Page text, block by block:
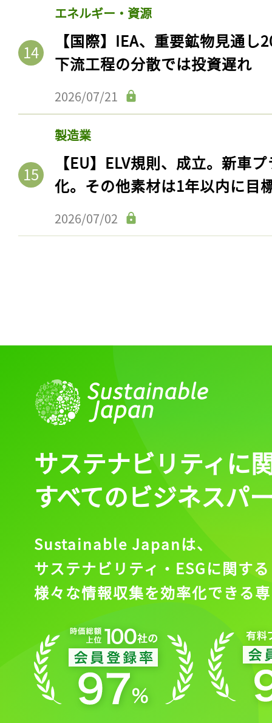
エネルギー・資源
【国際】IEA、重要鉱物見通
下流工程の分散では投資遅れ
2026/07/21
製造業
【EU】ELV規則、成立。新車
化。その他素材は1年以内に目
2026/07/02
記事をお気に入りに
会員登録
サステナビリティに
すべてのビジネスパ
Sustainable Japanは、
サステナビリティ・ESGに関する
様々な情報収集を効率化できる